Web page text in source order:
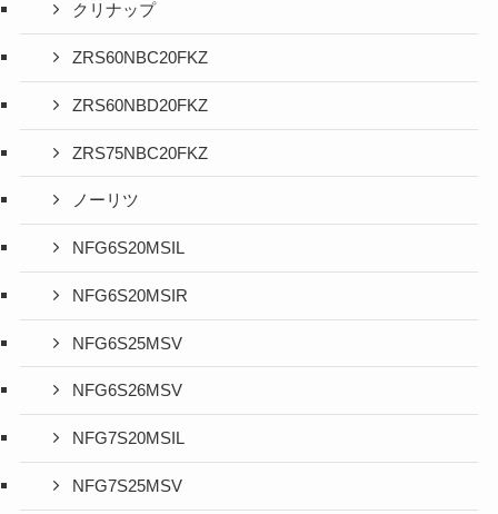
クリナップ
ZRS60NBC20FKZ
ZRS60NBD20FKZ
ZRS75NBC20FKZ
ノーリツ
NFG6S20MSIL
NFG6S20MSIR
NFG6S25MSV
NFG6S26MSV
NFG7S20MSIL
NFG7S25MSV